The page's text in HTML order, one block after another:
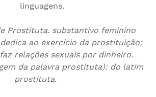
linguagens.
Prostituta. substantivo feminino
ao exercício da prostituição;
relações sexuais por dinheiro.
da palavra prostituta): do latim
prostituta.